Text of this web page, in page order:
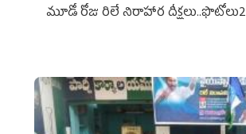
మూడో రోజు రిలే నిరాహార దీక్షలు..ఫొటోలు2